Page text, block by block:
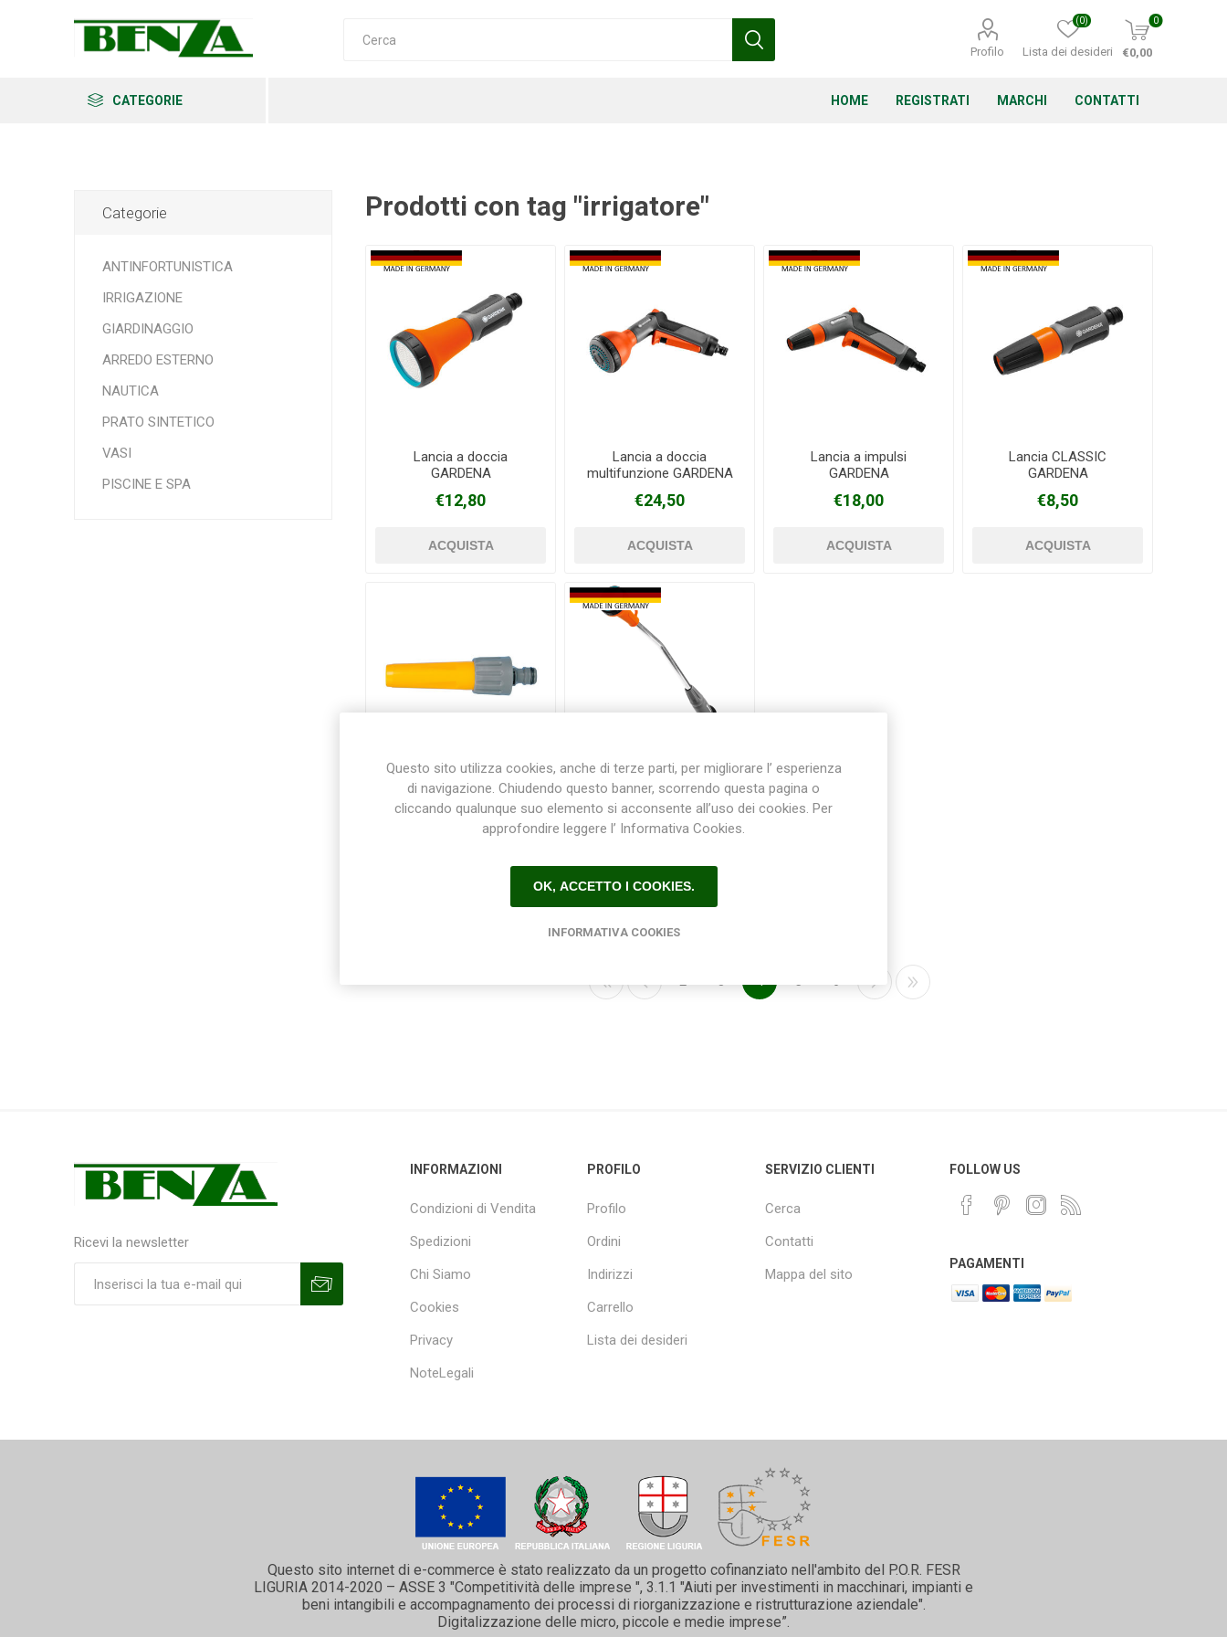
Profilo Lista dei desideri
(0) 0
€0,00
CATEGORIE HOME REGISTRATI MARCHI
Gardena
Gamma
Hozelock Irritrol Irritec Lacogreen
Makita Plasson Rain Bird
RIV -
Rubinetteria
Italiana
Silky Toro
Originale
CONTATTI
Prodotti con tag "irrigatore"
Lancia a doccia
GARDENA
€12,80
Lancia a doccia
multifunzione GARDENA
€24,50
Lancia a impulsi
GARDENA
€18,00
Lancia CLASSIC
GARDENA
€8,50
Lancia CLASSIC per tubo
HOZELOCK
Lancia con prolunga
GARDENA
€23,50
2 3 4 5 6
Categorie
ANTINFORTUNISTICA
IRRIGAZIONE
GIARDINAGGIO
ARREDO ESTERNO
NAUTICA
PRATO SINTETICO
VASI
PISCINE E SPA
Ricevi la newsletter
INFORMAZIONI
Condizioni di Vendita
Spedizioni
Chi Siamo
Cookies
Privacy
NoteLegali
PROFILO
Profilo
Ordini
Indirizzi
Carrello
Lista dei desideri
SERVIZIO CLIENTI
Cerca
Contatti
Mappa del sito
FOLLOW US
PAGAMENTI
Questo sito internet di e-commerce è stato realizzato da un progetto cofinanziato nell'ambito del P.O.R. FESR
LIGURIA 2014-2020 – ASSE 3 "Competitività delle imprese ", 3.1.1 "Aiuti per investimenti in macchinari, impianti e
beni intangibili e accompagnamento dei processi di riorganizzazione e ristrutturazione aziendale".
Digitalizzazione delle micro, piccole e medie imprese”.
Questo sito utilizza cookies, anche di terze parti, per migliorare l’ esperienza
di navigazione. Chiudendo questo banner, scorrendo questa pagina o
cliccando qualunque suo elemento si acconsente all’uso dei cookies. Per
approfondire leggere l’ Informativa Cookies.
OK, ACCETTO I COOKIES.
INFORMATIVA COOKIES